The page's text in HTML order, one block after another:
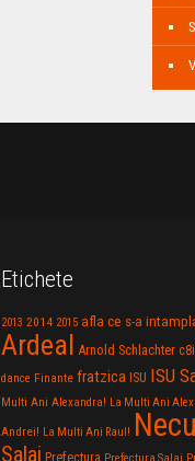
Etichete
2013 2014 2015 afla ce s-a
Ardeal Arnold Schlachter
dance Finante fratzica ISU ISU
Multi Ani Alexandra! La Multi Ani
Andrei! La Multi Ani Raul!
Salaj Prefectura